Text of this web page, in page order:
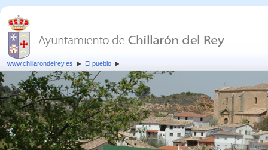
www.chillarondelrey.es El pueblo